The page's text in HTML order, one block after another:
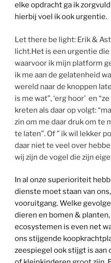
elke opdracht ga ik
hierbij voel ik ook urgentie.
Let there be light: Erik &
licht.Het is een urgentie die
waarvoor ik mijn platform
ik me aan de gelatenheid
wereld naar de knoppen
is me wat”, ‘erg hoor’ en
kreten als daar op volgt:
zin om me daar druk om te
te laten”. Of ” ik wil lekker
daar niet te veel over
wij zijn de vogel die zijn
In al onze superioriteit
dienste moet staan van
vooruitgang. Welke
dieren en bomen & planten,
ecosystemen is even net
ons stijgende
zeespiegel ook stijgt is aan